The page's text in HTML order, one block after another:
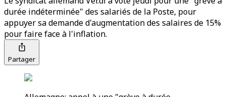
durée indéterminée" des salariés de la Poste, pour
appuyer sa demande d'augmentation des salaires de 15%
pour faire face à l'inflation.
Partager